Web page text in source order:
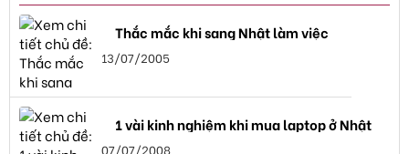
Thắc mắc khi sang Nhật làm việc
13/07/2005
1 vài kinh nghiệm khi mua laptop ở Nhật
07/07/2008